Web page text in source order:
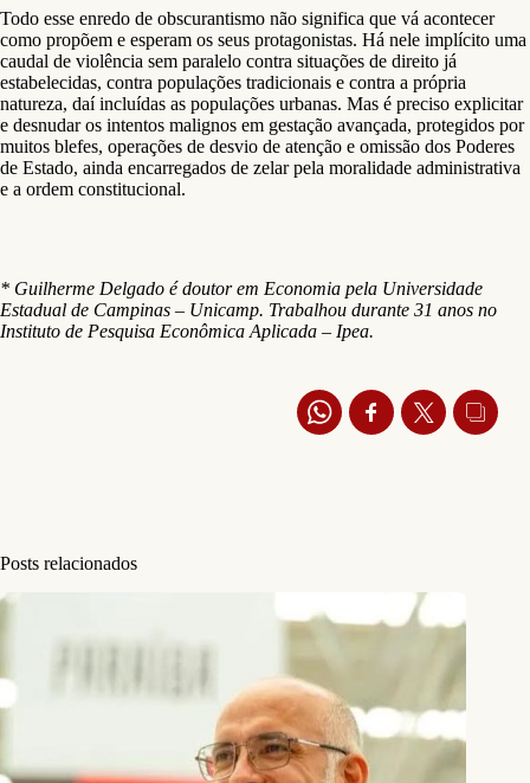
Todo esse enredo de obscurantismo não significa que vá acontecer
como propõem e esperam os seus protagonistas. Há nele implícito uma
caudal de violência sem paralelo contra situações de direito já
estabelecidas, contra populações tradicionais e contra a própria
natureza, daí incluídas as populações urbanas. Mas é preciso explicitar
e desnudar os intentos malignos em gestação avançada, protegidos por
muitos blefes, operações de desvio de atenção e omissão dos Poderes
de Estado, ainda encarregados de zelar pela moralidade administrativa
e a ordem constitucional.
* Guilherme Delgado é doutor em Economia pela Universidade
Estadual de Campinas – Unicamp. Trabalhou durante 31 anos no
Instituto de Pesquisa Econômica Aplicada – Ipea.
Posts relacionados